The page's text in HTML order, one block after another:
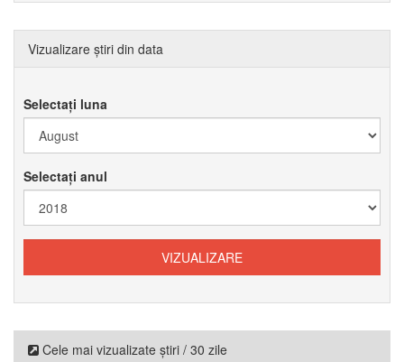
Vizualizare știri din data
Selectați luna
Selectați anul
Cele mai vizualizate știri / 30 zile